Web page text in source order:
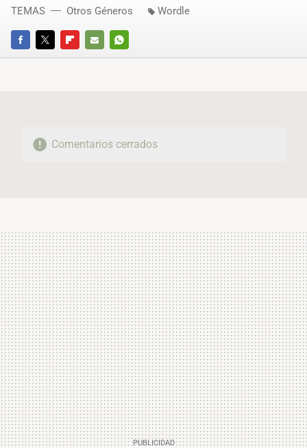
FACEBOOKTWITTERFLIPBOARD
E-
WHATSAPP
TEMAS Otros Géneros Wordle
Comentarios cerrados